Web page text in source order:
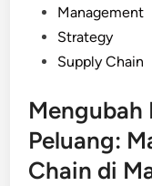
Management
Strategy
Supply Chain
Mengubah
Peluang:
Chain di